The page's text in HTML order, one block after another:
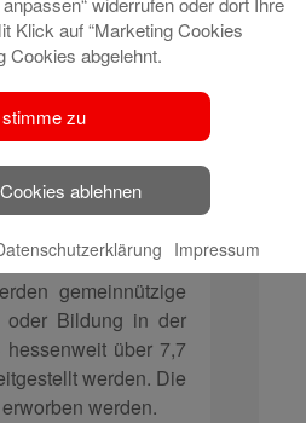
und wir freuen uns,
rund 260.000 Euro
der Stiftung
Institutionen und
dem Zweckertrag
Sparform. Ein PS-
Euro nimmt man
dem Erwerb eines
gemeinnützige
oder Bildung in der
über 7,7
werden. Die
werden.
Klick auf “Marketing Cookies
Cookies abgelehnt.
zu
ablehnen
Impressum